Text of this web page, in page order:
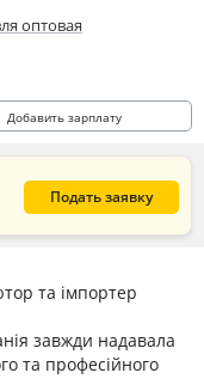
оптовая
Добавить зарплату
Подать заявку
та імпортер
завжди надавала
та професійного